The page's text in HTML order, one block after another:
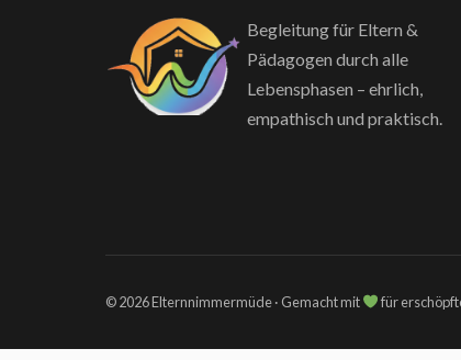
Begleitung für Eltern &
Pädagogen durch alle
Lebensphasen – ehrlich,
empathisch und praktisch.
© 2026 Elternnimmermüde · Gemacht mit für